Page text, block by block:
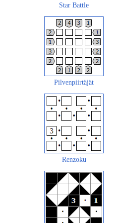
Star Battle
Pilvenpiirtäjät
Renzoku